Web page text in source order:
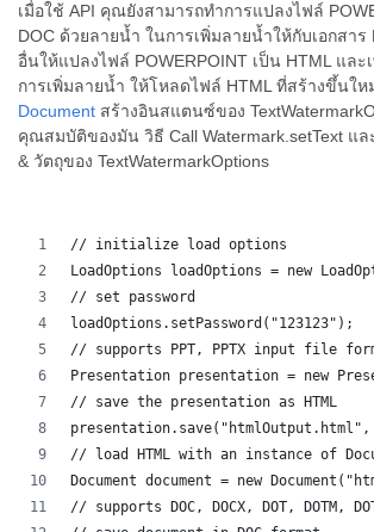
เมื่อใช้ API คุณยังสามารถทำการแปลงไฟล์
DOC ด้วยลายน้ำ ในการเพิ่มลายน้ำให้กับเอกสา
อื่นให้แปลงไฟล์ POWERPOINT เป็น HTML และ
การเพิ่มลายน้ำ ให้โหลดไฟล์ HTML ที่สร้างขึ้นใ
Document สร้างอินสแตนซ์ของ
คุณสมบัติของมัน วิธี Call Watermark.setText แ
& วัตถุของ TextWatermarkOptions
// initialize load options
LoadOptions loadOptions = new
// set password
loadOptions.setPassword("123123");
// supports PPT, PPTX input file
Presentation presentation = new
// save the presentation as HTML
presentation.save("htmlOutput.html",
// load HTML with an instance of
Document document = new
// supports DOC, DOCX, DOT, DOTM,